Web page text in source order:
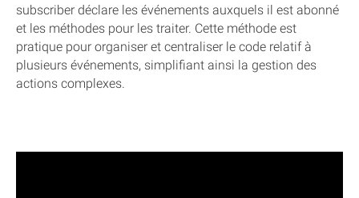
subscriber déclare les événements auxquels il est abonné
et les méthodes pour les traiter. Cette méthode est
pratique pour organiser et centraliser le code relatif à
plusieurs événements, simplifiant ainsi la gestion des
actions complexes.